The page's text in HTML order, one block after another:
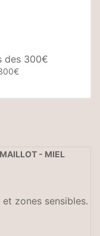
- MIEL
zones sensibles.